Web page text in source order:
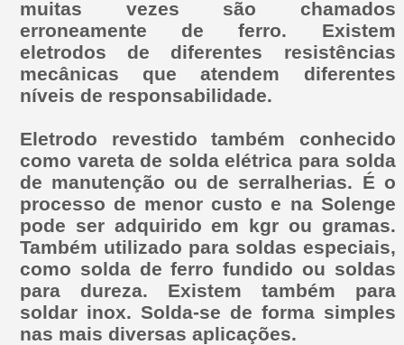
muitas vezes são chamados
erroneamente de ferro. Existem
eletrodos de diferentes resistências
mecânicas que atendem diferentes
níveis de responsabilidade.
Eletrodo revestido também conhecido
como vareta de solda elétrica para solda
de manutenção ou de serralherias. É o
processo de menor custo e na Solenge
pode ser adquirido em kgr ou gramas.
Também utilizado para soldas especiais,
como solda de ferro fundido ou soldas
para dureza. Existem também para
soldar inox. Solda-se de forma simples
nas mais diversas aplicações.